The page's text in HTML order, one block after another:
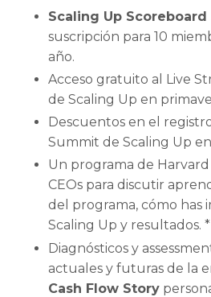
Scaling Up
suscripción para 10
año.
Acceso gratuito al Live
de Scaling Up en
Descuentos en el
Summit de Scaling Up
Un programa de Harvard
CEOs para discutir
del programa, cómo has
Scaling Up y resultados. *
Diagnósticos y
actuales y futuras de la
Cash Flow Story